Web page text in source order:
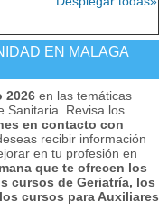
EN MALAGA
2026 en las temáticas
Sanitaria. Revisa los
en contacto con
recibir información
en tu profesión en
que te ofrecen los
cursos de Geriatría, los
cursos para Auxiliares